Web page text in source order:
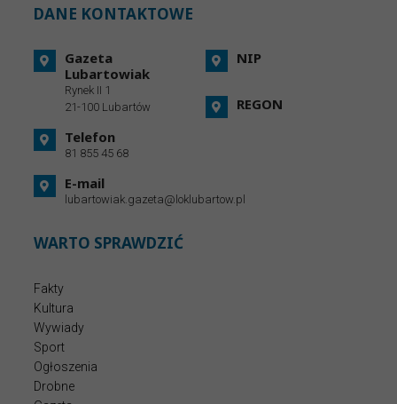
DANE KONTAKTOWE
Gazeta
Lubartowiak
Rynek II 1
21-100 Lubartów
Telefon
81 855 45 68
E-mail
lubartowiak.gazeta@loklubartow.pl
NIP
REGON
WARTO SPRAWDZIĆ
Fakty
Kultura
Wywiady
Sport
Ogłoszenia
Drobne